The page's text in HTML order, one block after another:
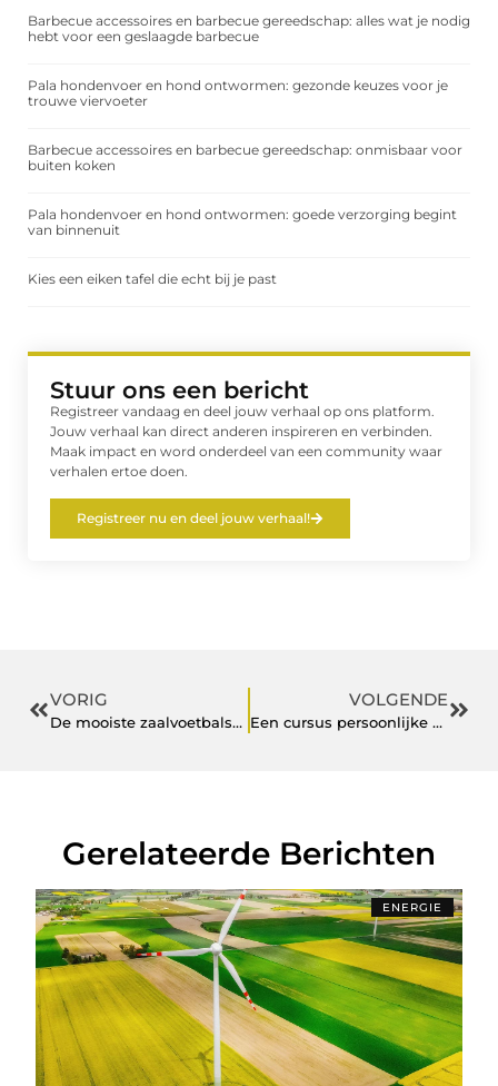
Barbecue accessoires en barbecue gereedschap: alles wat je nodig
hebt voor een geslaagde barbecue
Pala hondenvoer en hond ontwormen: gezonde keuzes voor je
trouwe viervoeter
Barbecue accessoires en barbecue gereedschap: onmisbaar voor
buiten koken
Pala hondenvoer en hond ontwormen: goede verzorging begint
van binnenuit
Kies een eiken tafel die echt bij je past
Stuur ons een bericht
Registreer vandaag en deel jouw verhaal op ons platform.
Jouw verhaal kan direct anderen inspireren en verbinden.
Maak impact en word onderdeel van een community waar
verhalen ertoe doen.
Registreer nu en deel jouw verhaal!
VORIG
De mooiste zaalvoetbalschoenen anno 2020
VOLGENDE
Een cursus persoonlijke ontwikkeling brengt structuur terug in je leven
Gerelateerde Berichten
ENERGIE